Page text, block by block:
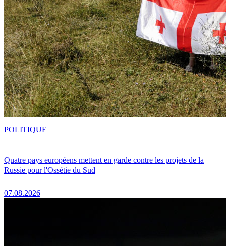
Quatre pays européens mettent en garde contre les projets de la
Russie pour l'Ossétie du Sud
07.08.2026
POLITIQUE